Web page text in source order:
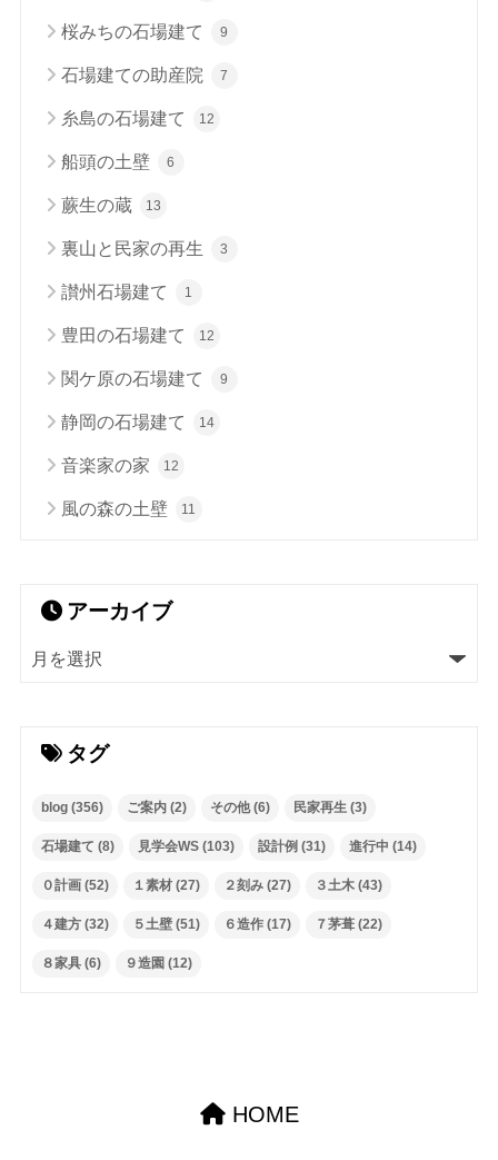
桜みちの石場建て 9
石場建ての助産院 7
糸島の石場建て 12
船頭の土壁 6
蕨生の蔵 13
裏山と民家の再生 3
讃州石場建て 1
豊田の石場建て 12
関ケ原の石場建て 9
静岡の石場建て 14
音楽家の家 12
風の森の土壁 11
アーカイブ
タグ
blog(356) ご案内(2) その他(6) 民家再生(3)
石場建て (8) 見学会WS(103) 設計例 (31) 進行中 (14)
０計画(52) １素材(27) ２刻み(27) ３土木(43)
４建方(32) ５土壁(51) ６造作(17) ７茅葺(22)
８家具(6) ９造園 (12)
HOME